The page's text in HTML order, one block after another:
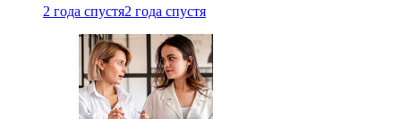
2 года спустя2 года спустя